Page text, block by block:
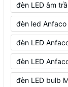
đèn LED âm
đèn led
đèn LED
đèn LED
đèn LED bulb